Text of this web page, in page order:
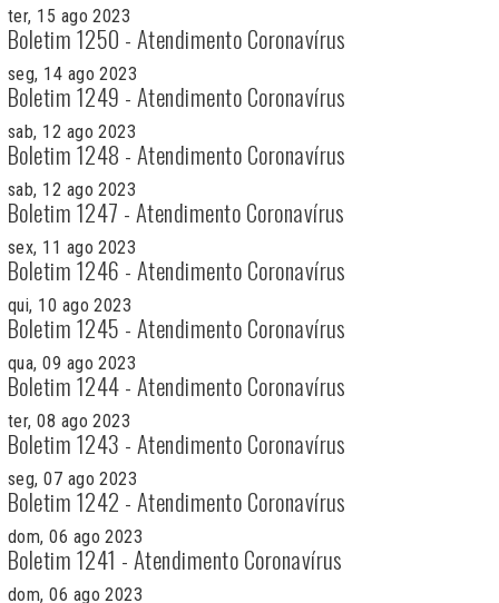
ter, 15 ago 2023
Boletim 1250 - Atendimento Coronavírus
seg, 14 ago 2023
Boletim 1249 - Atendimento Coronavírus
sab, 12 ago 2023
Boletim 1248 - Atendimento Coronavírus
sab, 12 ago 2023
Boletim 1247 - Atendimento Coronavírus
sex, 11 ago 2023
Boletim 1246 - Atendimento Coronavírus
qui, 10 ago 2023
Boletim 1245 - Atendimento Coronavírus
qua, 09 ago 2023
Boletim 1244 - Atendimento Coronavírus
ter, 08 ago 2023
Boletim 1243 - Atendimento Coronavírus
seg, 07 ago 2023
Boletim 1242 - Atendimento Coronavírus
dom, 06 ago 2023
Boletim 1241 - Atendimento Coronavírus
dom, 06 ago 2023